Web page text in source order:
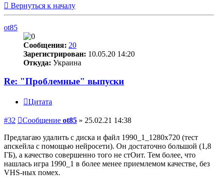
Вернуться к началу
ot85
Сообщения: 20
Зарегистрирован: 10.05.20 14:20
Откуда: Украина
Re: "Проблемные" выпуски
Цитата
#32 Сообщение ot85 » 25.02.21 14:38
Предлагаю удалить с диска и файл 1990_1_1280х720 (тест
апскейла с помощью нейросети). Он достаточно большой (1,8
ГБ), а качество совершенно того не стОит. Тем более, что
нашлась игра 1990_1 в более менее приемлемом качестве, без
VHS-ных помех.